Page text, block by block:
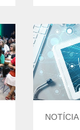
NOTÍCIA